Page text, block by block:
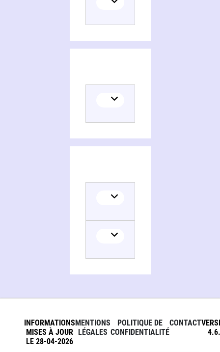
INFORMATIONS
MISES À JOUR
LE 28-04-2026
MENTIONS
LÉGALES
POLITIQUE DE
CONFIDENTIALITÉ
CONTACT